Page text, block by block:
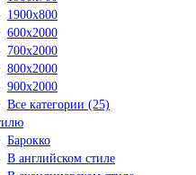
1900х800
600x2000
700x2000
800x2000
900x2000
Все категории (25)
Барокко
В английском стиле